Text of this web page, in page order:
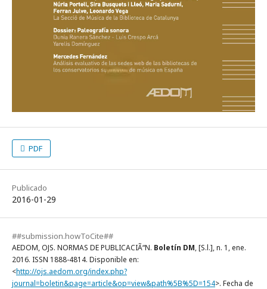
PDF
Publicado
2016-01-29
##submission.howToCite##
AEDOM, OJS. NORMAS DE PUBLICACIÃ“N. Boletín DM, [S.l.], n. 1, ene.
2016. ISSN 1888-4814. Disponible en:
<http://ojs.aedom.org/index.php?
journal=boletin&page=article&op=view&path%5B%5D=154>. Fecha de